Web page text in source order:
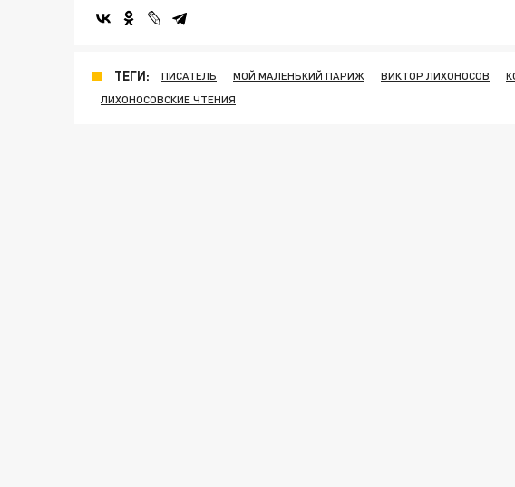
ТЕГИ: ПИСАТЕЛЬ МОЙ МАЛЕНЬКИЙ ПАРИЖ ВИКТОР ЛИХОНОСОВ
ЛИХОНОСОВСКИЕ ЧТЕНИЯ